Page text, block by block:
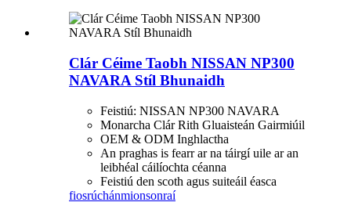
Clár Céime Taobh NISSAN NP300
NAVARA Stíl Bhunaidh
Feistiú: NISSAN NP300 NAVARA
Monarcha Clár Rith Gluaisteán Gairmiúil
OEM & ODM Inghlactha
An praghas is fearr ar na táirgí uile ar an
leibhéal cáilíochta céanna
Feistiú den scoth agus suiteáil éasca
fiosrúchánmionsonraí